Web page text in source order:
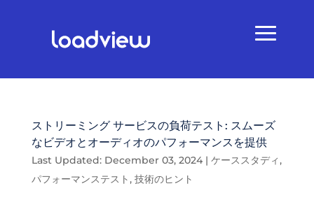
ストリーミング サービスの負荷テスト: スムーズ
なビデオとオーディオのパフォーマンスを提供
Last Updated: December 03, 2024| ケーススタディ,
パフォーマンステスト, 技術のヒント